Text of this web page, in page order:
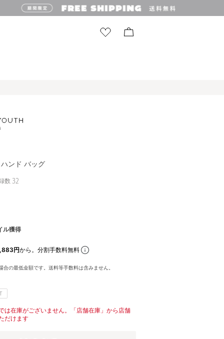
ンド バッグ
数 32
ル獲得
円から。分割手数料無料
の最低金額です。送料等手数料は含みません。
は在庫がございません。「店舗在庫」から店舗
だけます